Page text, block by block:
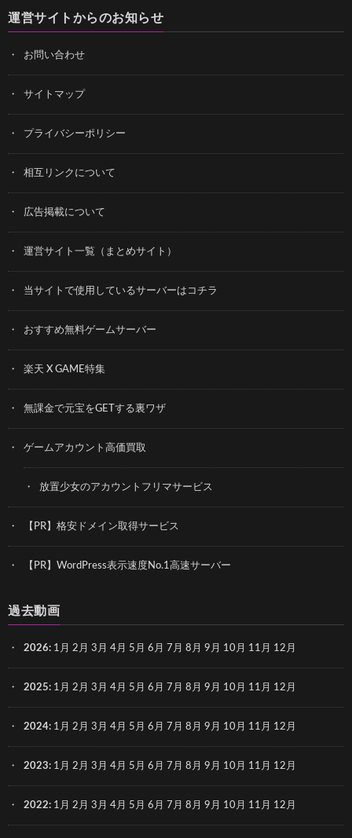
運営サイトからのお知らせ
お問い合わせ
サイトマップ
プライバシーポリシー
相互リンクについて
広告掲載について
運営サイト一覧（まとめサイト）
当サイトで使用しているサーバーはコチラ
おすすめ無料ゲームサーバー
楽天 X GAME特集
無課金で元宝をGETする裏ワザ
ゲームアカウント高価買取
放置少女のアカウントフリマサービス
【PR】格安ドメイン取得サービス
【PR】WordPress表示速度No.1高速サーバー
過去動画
2026: 1月 2月 3月 4月 5月 6月 7月 8月 9月 10月 11月 12月
2025: 1月 2月 3月 4月 5月 6月 7月 8月 9月 10月 11月 12月
2024: 1月 2月 3月 4月 5月 6月 7月 8月 9月 10月 11月 12月
2023: 1月 2月 3月 4月 5月 6月 7月 8月 9月 10月 11月 12月
2022: 1月 2月 3月 4月 5月 6月 7月 8月 9月 10月 11月 12月